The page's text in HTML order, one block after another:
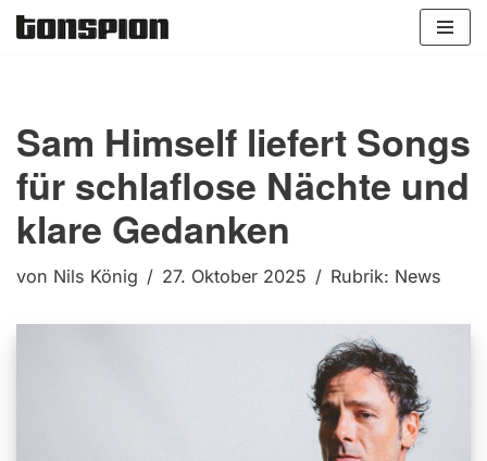
Sam Himself liefert Songs
für schlaflose Nächte und
klare Gedanken
von Nils König 27. Oktober 2025 Rubrik: News